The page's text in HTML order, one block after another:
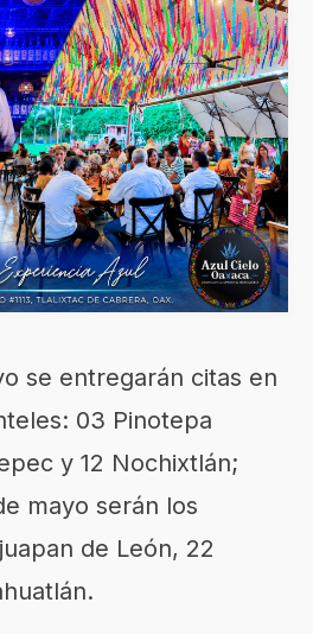
se entregarán citas en
03 Pinotepa
y 12 Nochixtlán;
mayo serán los
de León, 22